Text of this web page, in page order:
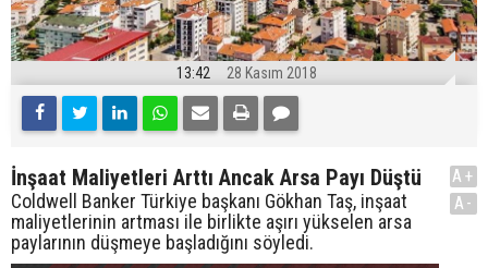
13:42 28 Kasım 2018
İnşaat Maliyetleri Arttı Ancak Arsa Payı Düştü
Coldwell Banker Türkiye başkanı Gökhan Taş, inşaat
maliyetlerinin artması ile birlikte aşırı yükselen arsa
paylarının düşmeye başladığını söyledi.
A+
A-